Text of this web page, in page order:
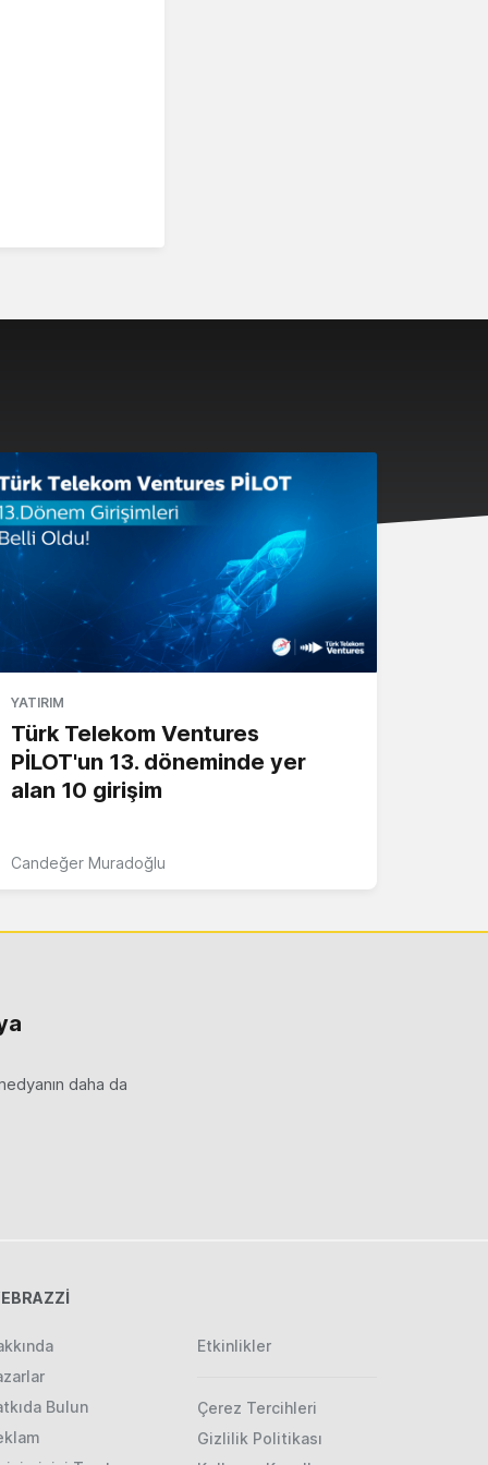
YATIRIM
Türk Telekom Ventures
PİLOT'un 13. döneminde yer
alan 10 girişim
Candeğer Muradoğlu
daha da
Bulun
Etkinlikler
Çerez Tercihleri
Gizlilik Politikası